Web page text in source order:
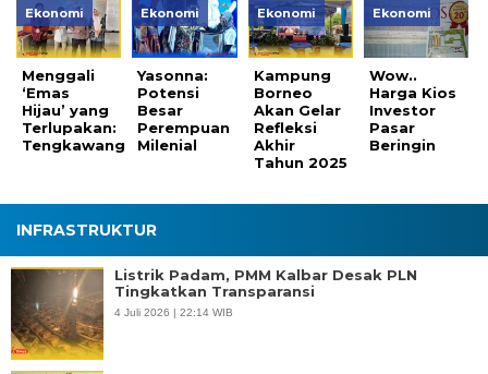
Ekonomi
Menggali
‘Emas
Hijau’ yang
Terlupakan:
Tengkawang
Ekonomi
Yasonna:
Potensi
Besar
Perempuan
Milenial
Ekonomi
Kampung
Borneo
Akan Gelar
Refleksi
Akhir
Tahun 2025
Ekonomi
Wow..
Harga Kios
Investor
Pasar
Beringin
INFRASTRUKTUR
Listrik Padam, PMM Kalbar Desak PLN
Tingkatkan Transparansi
4 Juli 2026 | 22:14 WIB